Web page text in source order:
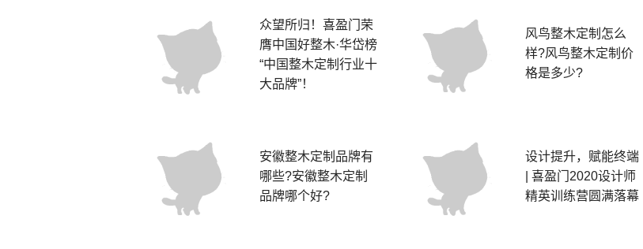
众望所归！喜盈门荣
膺中国好整木·华岱榜
“中国整木定制行业十
大品牌”！
风鸟整木定制怎么
样?风鸟整木定制价
格是多少?
安徽整木定制品牌有
哪些?安徽整木定制
品牌哪个好?
设计提升，赋能终端
| 喜盈门2020设计师
精英训练营圆满落幕